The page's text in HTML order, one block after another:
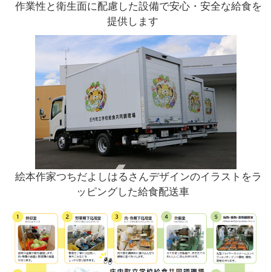
作業性と衛生面に配慮した設備で安心・安全な給食を
提供します
絵本作家つちだよしはるさんデザインのイラストをラ
ッピングした給食配送車